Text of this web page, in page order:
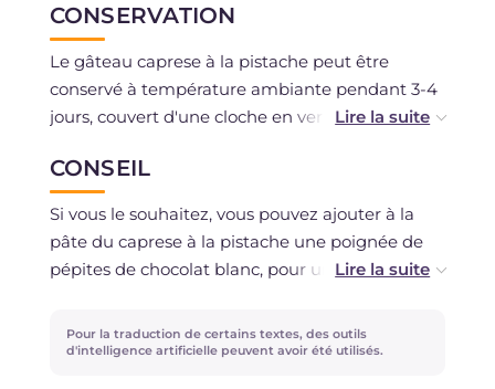
CONSERVATION
Le gâteau caprese à la pistache peut être
conservé à température ambiante pendant 3-4
jours, couvert d'une cloche en verre, dans un
CONSEIL
Si vous le souhaitez, vous pouvez ajouter à la
pâte du caprese à la pistache une poignée de
pépites de chocolat blanc, pour une touche
pouvez couvrir la surface avec un glaçage à la
pistache ou avec un coulis de chocolat blanc
Pour la traduction de certains textes, des outils
d'intelligence artificielle peuvent avoir été utilisés.